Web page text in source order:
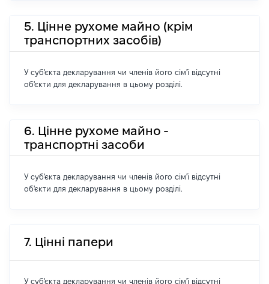
5. Цінне рухоме майно (крім
транспортних засобів)
У суб'єкта декларування чи членів його сім'ї відсутні
об'єкти для декларування в цьому розділі.
6. Цінне рухоме майно -
транспортні засоби
У суб'єкта декларування чи членів його сім'ї відсутні
об'єкти для декларування в цьому розділі.
7. Цінні папери
У суб'єкта декларування чи членів його сім'ї відсутні